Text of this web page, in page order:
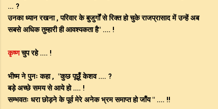
... ?
उनका ध्यान रखना , परिवार के बुजुर्गों से रिक्त हो चुके राजप्रासाद में उन्हें अब
सबसे अधिक तुम्हारी ही आवश्यकता है" .... !
कृष्णचुप रहे .... !
भीष्म ने पुनः कहा , "कुछ पूछूँ केशव .... ?
बड़े अच्छे समय से आये हो .... !
सम्भवतः धरा छोड़ने के पूर्व मेरे अनेक भ्रम समाप्त हो जाँय " .... !!